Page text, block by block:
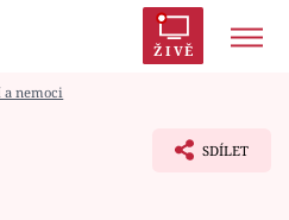
ŽIVĚ
a nemoci
SDÍLET